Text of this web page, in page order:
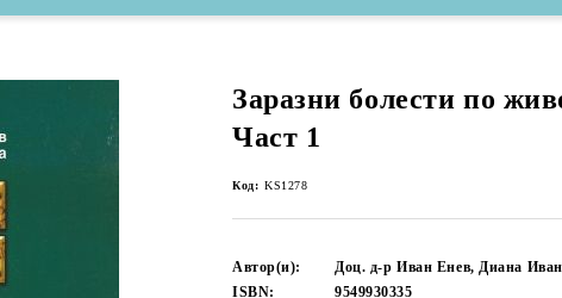
Заразни болести по
Част 1
Код: KS1278
Автор(и):
Доц. д-р Иван Енев, Диана
ISBN:
9549930335